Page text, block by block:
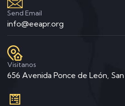
Send Email
info@eeapr.org
Visitanos
656 Avenida Ponce de León, San